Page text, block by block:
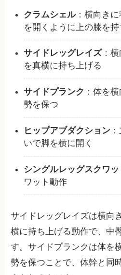
クラムシェル：横向き
を開くように上の膝を持
サイドレッグレイズ：横
を真横に持ち上げる
サイドプランク ：体を
勢を保つ
ヒップアブダクション
いで脚を横に開く
シングルレッグスクワッ
ワット動作
サイドレッグレイズは横向
横に持ち上げる動作で、中
す。サイドプランクは体を
勢を保つことで、体幹と同